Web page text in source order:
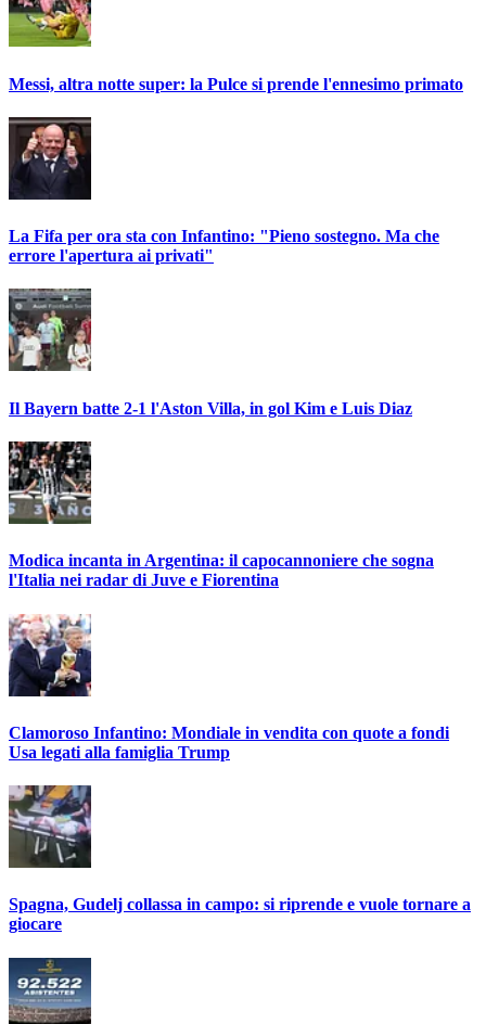
Messi, altra notte super: la Pulce si prende l'ennesimo primato
La Fifa per ora sta con Infantino: "Pieno sostegno. Ma che
errore l'apertura ai privati"
Il Bayern batte 2-1 l'Aston Villa, in gol Kim e Luis Diaz
Modica incanta in Argentina: il capocannoniere che sogna
l'Italia nei radar di Juve e Fiorentina
Clamoroso Infantino: Mondiale in vendita con quote a fondi
Usa legati alla famiglia Trump
Spagna, Gudelj collassa in campo: si riprende e vuole tornare a
giocare